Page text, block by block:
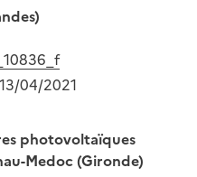
04/2021
photovoltaïques
Medoc (Gironde)